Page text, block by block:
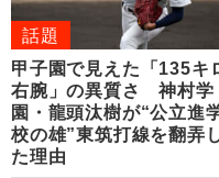
話題
甲子園で見えた「135キ
右腕」の異質さ 神村学
園・龍頭汰樹が“公立進
校の雄”東筑打線を翻弄
た理由